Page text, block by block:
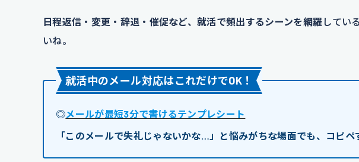
日程返信・変更・辞退・催促など、就活で頻出するシーンを網羅 してい
いね。
就活中のメール対応はこれだけでOK！
◎メールが最短3分で書けるテンプレシート
「このメールで失礼じゃないかな…」と悩みがちな場面でも、コピ